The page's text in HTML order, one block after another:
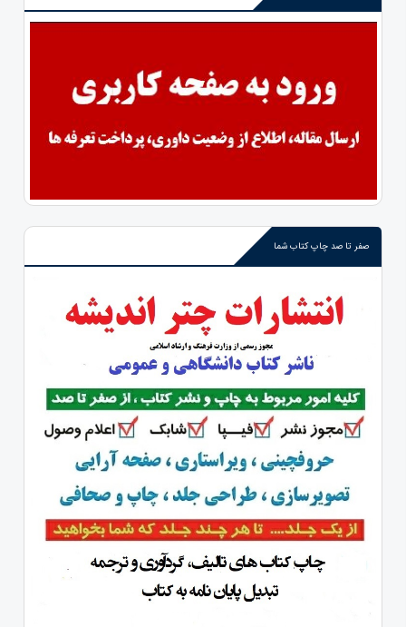
صفر تا صد چاپ کتاب شما